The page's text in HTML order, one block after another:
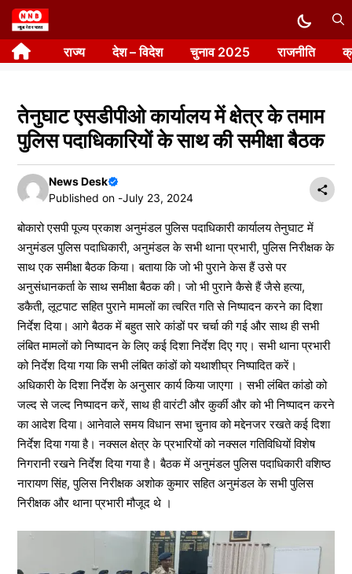
Skip
to
content राज्य देश – विदेश चुनाव 2025 राजनीति
तेनुघाट एसडीपीओ कार्यालय में क्षेत्र के तमाम
पुलिस पदाधिकारियों के साथ की समीक्षा बैठक
News Desk
Published on -July 23, 2024
बोकारो एसपी पूज्य प्रकाश अनुमंडल पुलिस पदाधिकारी कार्यालय तेनुघाट में
अनुमंडल पुलिस पदाधिकारी, अनुमंडल के सभी थाना प्रभारी, पुलिस निरीक्षक के
साथ एक समीक्षा बैठक किया। बताया कि जो भी पुराने केस हैं उसे पर
अनुसंधानकर्ता के साथ समीक्षा बैठक की। जो भी पुराने कैसे हैं जैसे हत्या,
डकैती, लूटपाट सहित पुराने मामलों का त्वरित गति से निष्पादन करने का दिशा
निर्देश दिया। आगे बैठक में बहुत सारे कांडों पर चर्चा की गई और साथ ही सभी
लंबित मामलों को निष्पादन के लिए कई दिशा निर्देश दिए गए। सभी थाना प्रभारी
को निर्देश दिया गया कि सभी लंबित कांडों को यथाशीघ्र निष्पादित करें।
अधिकारी के दिशा निर्देश के अनुसार कार्य किया जाएगा । सभी लंबित कांडो को
जल्द से जल्द निष्पादन करें, साथ ही वारंटी और कुर्की और को भी निष्पादन करने
का आदेश दिया। आनेवाले समय विधान सभा चुनाव को मद्देनजर रखते कई दिशा
निर्देश दिया गया है। नक्सल क्षेत्र के प्रभारियों को नक्सल गतिविधियों विशेष
निगरानी रखने निर्देश दिया गया है। बैठक में अनुमंडल पुलिस पदाधिकारी वशिष्ठ
नारायण सिंह, पुलिस निरीक्षक अशोक कुमार सहित अनुमंडल के सभी पुलिस
निरीक्षक और थाना प्रभारी मौजूद थे ।